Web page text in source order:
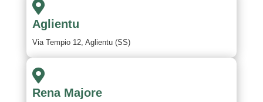

Aglientu
Via Tempio 12, Aglientu (SS)

Rena Majore